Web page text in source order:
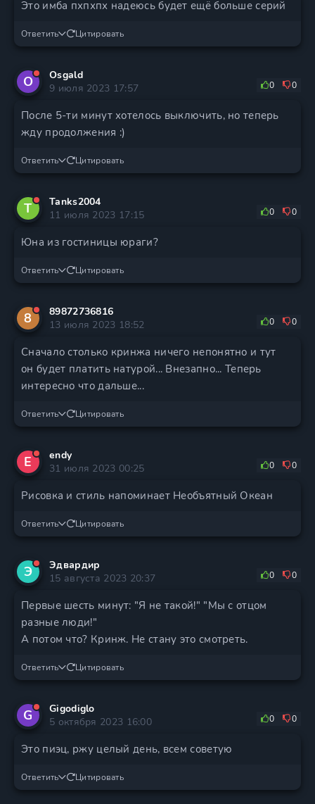
Это имба пхпхпх надеюсь будет ещё больше серий
Ответить Цитировать
O
Osgald
9 июля 2023 17:57
0 0
После 5-ти минут хотелось выключить, но теперь
жду продолжения :)
Ответить Цитировать
T
Tanks2004
11 июля 2023 17:15
0 0
Юна из гостиницы юраги?
Ответить Цитировать
8
89872736816
13 июля 2023 18:52
0 0
Сначало столько кринжа ничего непонятно и тут
он будет платить натурой... Внезапно... Теперь
интересно что дальше...
Ответить Цитировать
E
endy
31 июля 2023 00:25
0 0
Рисовка и стиль напоминает Необъятный Океан
Ответить Цитировать
Э
Эдвардир
15 августа 2023 20:37
0 0
Первые шесть минут: "Я не такой!" "Мы с отцом
разные люди!"
А потом что? Кринж. Не стану это смотреть.
Ответить Цитировать
G
Gigodiglo
5 октября 2023 16:00
0 0
Это пиэц, ржу целый день, всем советую
Ответить Цитировать